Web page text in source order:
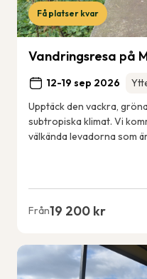
Få platser kvar
Vandringsresa på
12-19 sep 2026
Upptäck den vackra,
subtropiska klimat. Vi
välkända levadorna som
Från19 200 kr